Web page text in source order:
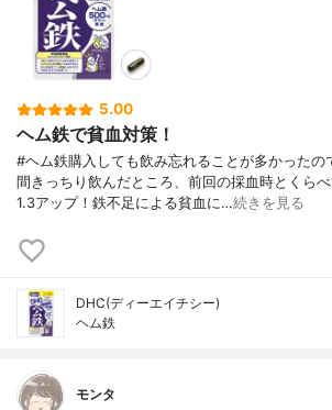
5.00
ヘム鉄で貧血対策！
#ヘム鉄購入しても飲み忘れることが多かったの
間きっちり飲んだところ、前回の採血時とくら
1.3アップ！鉄不足による貧血に…続きを見る
DHC(ディーエイチシー)
ヘム鉄
モンタ